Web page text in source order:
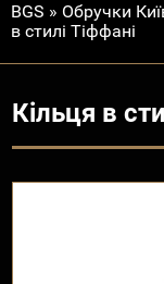
BGS » Обручки
в стилі Тіффані
Кільця в